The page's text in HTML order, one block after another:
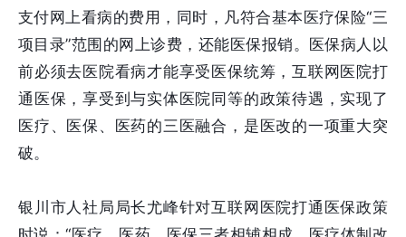
支付网上看病的费用，同时，凡符合基本医疗保险“三
项目录”范围的网上诊费，还能医保报销。医保病人以
前必须去医院看病才能享受医保统筹，互联网医院打
通医保，享受到与实体医院同等的政策待遇，实现了
医疗、医保、医药的三医融合，是医改的一项重大突
破。
银川市人社局局长尤峰针对互联网医院打通医保政策